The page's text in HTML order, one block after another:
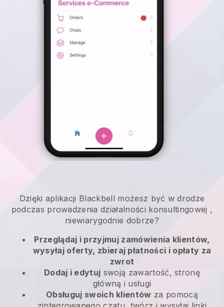
Dzięki aplikacji Blackbell możesz być w drodze
podczas prowadzenia działalności konsultingowej ,
niewiarygodnie dobrze?
Przeglądaj i przyjmuj zamówienia klientów,
wysyłaj oferty, zbieraj płatności i opłaty za
zwrot
Dodaj i edytuj swoją zawartość, stronę
główną i usługi
Obsługuj swoich klientów za pomocą